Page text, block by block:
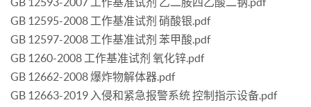
GB 12595-2008 工作基准试剂 硝酸银.pdf
GB 12597-2008 工作基准试剂 苯甲酸.pdf
GB 1260-2008 工作基准试剂 氧化锌.pdf
GB 12662-2008 爆炸物解体器.pdf
GB 12663-2019 入侵和紧急报警系统 控制指示设备.pdf